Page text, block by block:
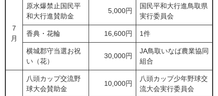
7
月
原水爆禁止国民平
和大行進賛助金
5,000円
国民平和大行進鳥取県
実行委員会
香典・花輪 16,600円 1件
横城郡守当選お祝
い（花）
30,000円
JA鳥取いなば農業協同
組合
八頭カップ交流野
球大会賛助金
10,000円
八頭カップ少年野球交
流大会実行委員会